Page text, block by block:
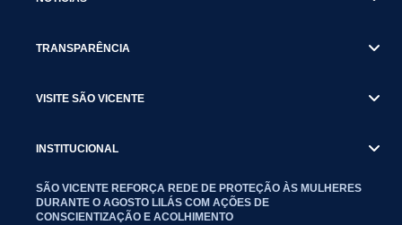
TRANSPARÊNCIA
VISITE SÃO VICENTE
INSTITUCIONAL
SÃO VICENTE REFORÇA REDE DE PROTEÇÃO ÀS MULHERES
DURANTE O AGOSTO LILÁS COM AÇÕES DE
CONSCIENTIZAÇÃO E ACOLHIMENTO